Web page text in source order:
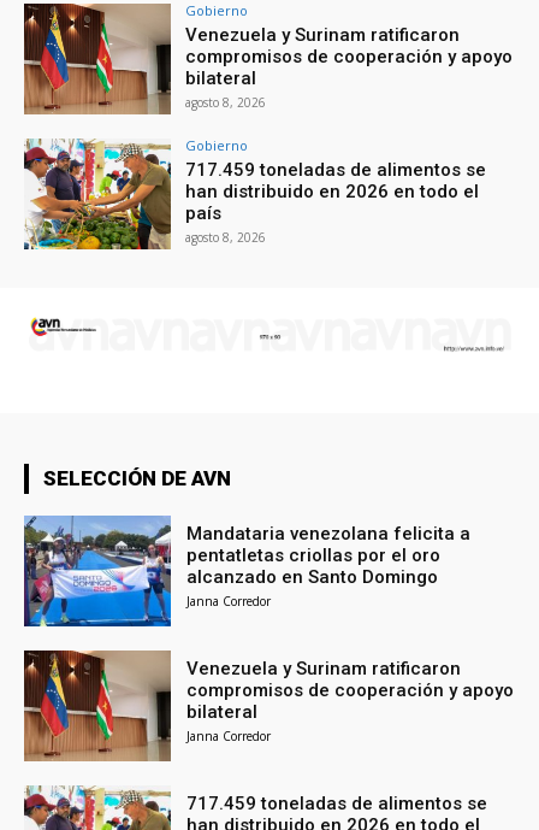
Gobierno
Venezuela y Surinam ratificaron
compromisos de cooperación y apoyo
bilateral
agosto 8, 2026
Gobierno
717.459 toneladas de alimentos se
han distribuido en 2026 en todo el
país
agosto 8, 2026
SELECCIÓN DE AVN
Mandataria venezolana felicita a
pentatletas criollas por el oro
alcanzado en Santo Domingo
Janna Corredor
Venezuela y Surinam ratificaron
compromisos de cooperación y apoyo
bilateral
Janna Corredor
717.459 toneladas de alimentos se
han distribuido en 2026 en todo el